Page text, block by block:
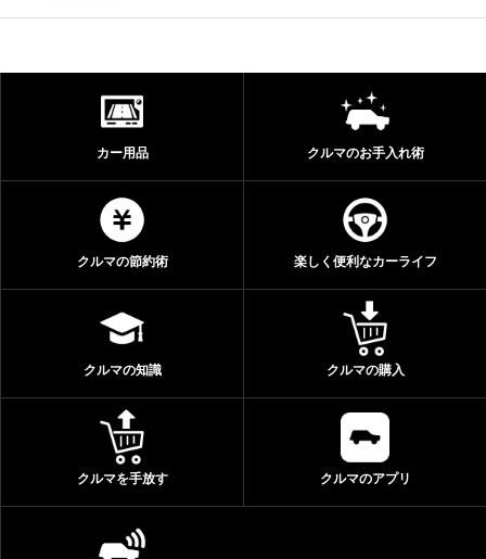
カー用品 クルマのお手入れ術
クルマの節約術 楽しく便利なカーライフ
クルマの知識 クルマの購入
クルマを手放す クルマのアプリ